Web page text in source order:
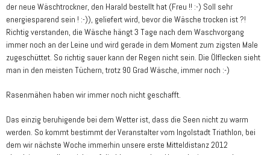
der neue Wäschtrockner, den Harald bestellt hat (Freu !! :-) Soll sehr
energiesparend sein ! :-)), geliefert wird, bevor die Wäsche trocken ist ?!
Richtig verstanden, die Wäsche hängt 3 Tage nach dem Waschvorgang
immer noch an der Leine und wird gerade in dem Moment zum zigsten Male
zugeschüttet. So richtig sauer kann der Regen nicht sein. Die Ölflecken sieht
man in den meisten Tüchern, trotz 90 Grad Wäsche, immer noch :-)
Rasenmähen haben wir immer noch nicht geschafft.
Das einzig beruhigende bei dem Wetter ist, dass die Seen nicht zu warm
werden. So kommt bestimmt der Veranstalter vom Ingolstadt Triathlon, bei
dem wir nächste Woche immerhin unsere erste Mitteldistanz 2012